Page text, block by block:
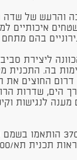
והרעש של
איכותיים
בהם
ליצירת
בה. התכנית
דרום החוצים
הים, שדרות
מענה לנגישות
יעודי הקרקע שבתכנית